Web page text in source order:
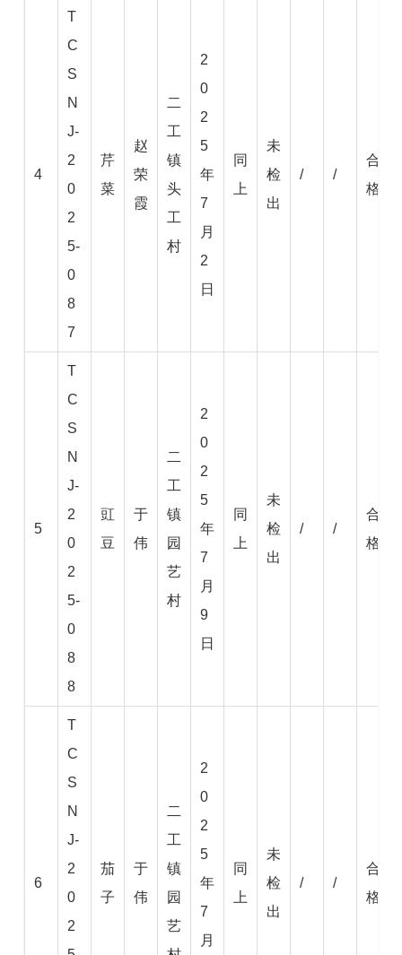
4
T
C
S
N
J-
2
0
2
5-
0
8
7
芹
菜
赵
荣
霞
二
工
镇
头
工
村
2
0
2
5
年
7
月
2
日
同
上
未
检
出
/ /
合
格
5
T
C
S
N
J-
2
0
2
5-
0
8
8
豇
豆
于
伟
二
工
镇
园
艺
村
2
0
2
5
年
7
月
9
日
同
上
未
检
出
/ /
合
格
6
T
C
S
N
J-
2
0
2
茄
子
于
伟
二
工
镇
园
艺
2
0
2
5
年
7
月
同
上
未
检
出
/ /
合
格